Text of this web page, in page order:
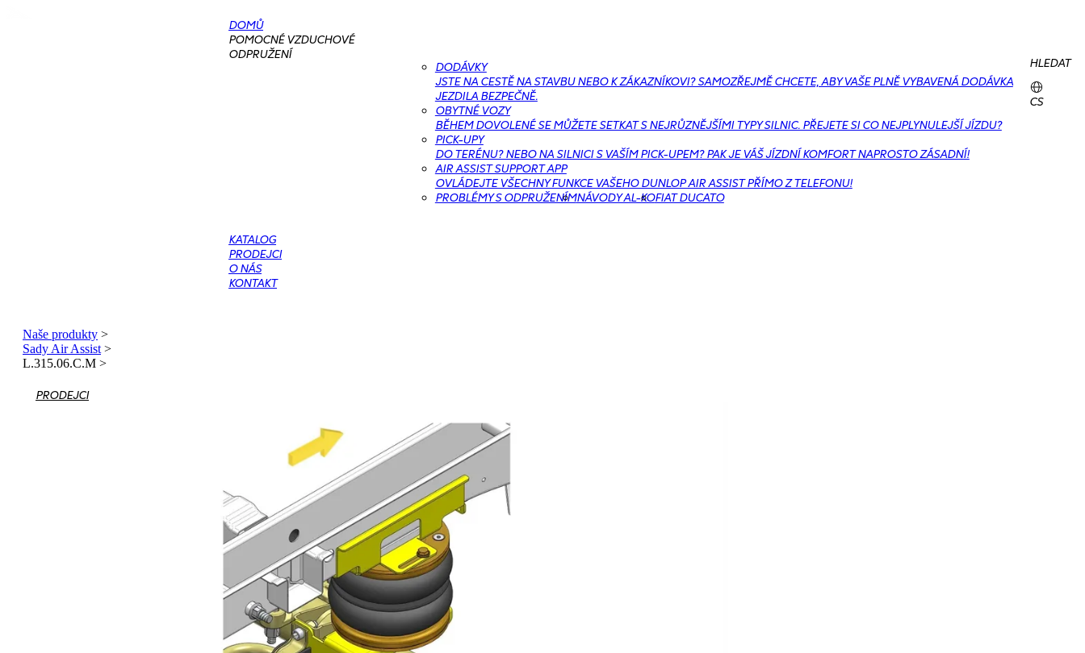
DOMŮ
POMOCNÉ VZDUCHOVÉ
ODPRUŽENÍ
DODÁVKY
JSTE NA CESTĚ NA STAVBU NEBO K ZÁKAZNÍKOVI? SAMOZŘEJMĚ CHCETE, ABY VAŠE PLNĚ VYBAVENÁ DODÁVKA
JEZDILA BEZPEČNĚ.
OBYTNÉ VOZY
BĚHEM DOVOLENÉ SE MŮŽETE SETKAT S NEJRŮZNĚJŠÍMI TYPY SILNIC. PŘEJETE SI CO NEJPLYNULEJŠÍ JÍZDU?
PICK-UPY
DO TERÉNU? NEBO NA SILNICI S VAŠÍM PICK-UPEM? PAK JE VÁŠ JÍZDNÍ KOMFORT NAPROSTO ZÁSADNÍ!
AIR ASSIST SUPPORT APP
OVLÁDEJTE VŠECHNY FUNKCE VAŠEHO DUNLOP AIR ASSIST PŘÍMO Z TELEFONU!
PROBLÉMY S ODPRUŽENÍMNÁVODY AL-KOFIAT DUCATO
KATALOG
PRODEJCI
O NÁS
KONTAKT
HLEDAT
CS
Naše produkty >
Sady Air Assist >
L.315.06.C.M >
PRODEJCI